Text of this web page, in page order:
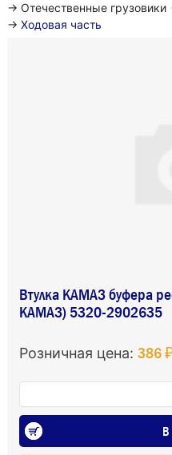
→ Отечественные грузовики
→ Ходовая часть
Втулка КАМАЗ буфера
КАМАЗ) 5320-2902635
Розничная цена: 386
В